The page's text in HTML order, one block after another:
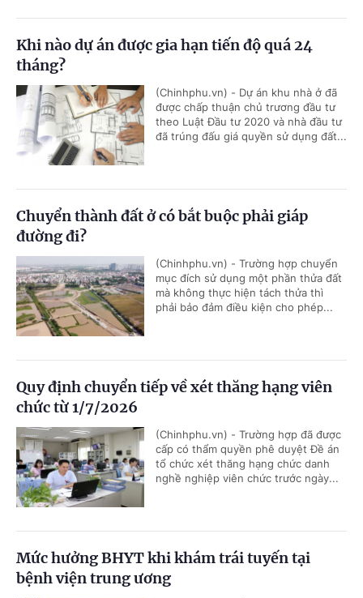
Khi nào dự án được gia hạn tiến độ quá 24
tháng?
(Chinhphu.vn) - Dự án khu nhà ở đã
được chấp thuận chủ trương đầu tư
theo Luật Đầu tư 2020 và nhà đầu tư
đã trúng đấu giá quyền sử dụng đất...
Chuyển thành đất ở có bắt buộc phải giáp
đường đi?
(Chinhphu.vn) - Trường hợp chuyển
mục đích sử dụng một phần thửa đất
mà không thực hiện tách thửa thì
phải bảo đảm điều kiện cho phép...
Quy định chuyển tiếp về xét thăng hạng viên
chức từ 1/7/2026
(Chinhphu.vn) - Trường hợp đã được
cấp có thẩm quyền phê duyệt Đề án
tổ chức xét thăng hạng chức danh
nghề nghiệp viên chức trước ngày...
Mức hưởng BHYT khi khám trái tuyến tại
bệnh viện trung ương